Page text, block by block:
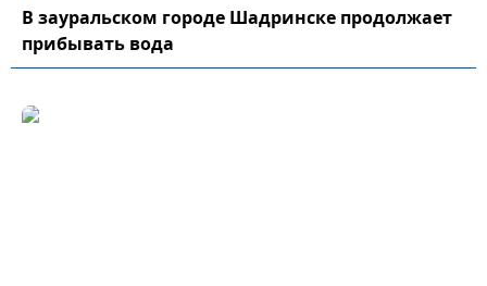
В зауральском городе Шадринске продолжает
прибывать вода